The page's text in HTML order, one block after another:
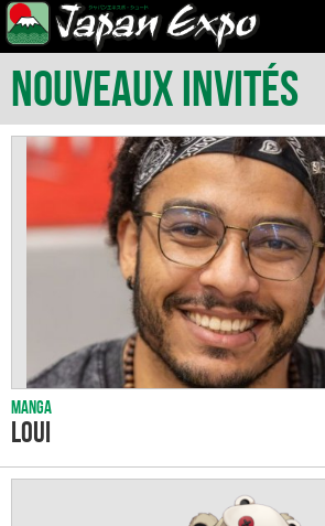
Nouveaux Invités
Manga
Loui